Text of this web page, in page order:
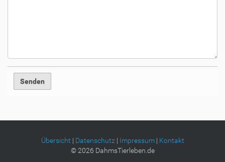
Übersicht | Datenschutz| Impressum| Kontakt
©2026 DahmsTierleben.de